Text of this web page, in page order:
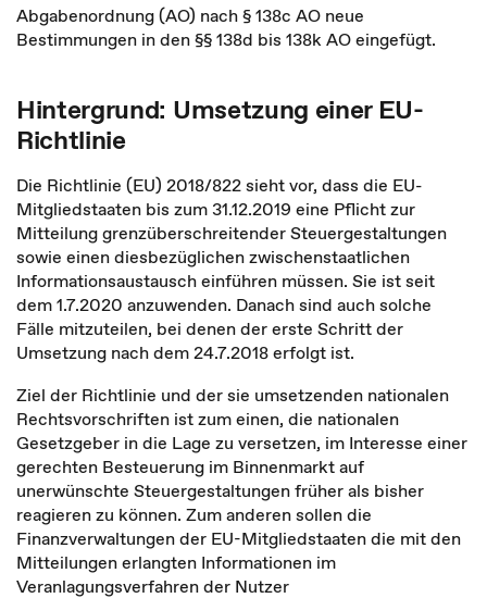
Abgabenordnung (AO) nach § 138c AO neue
Bestimmungen in den §§ 138d bis 138k AO eingefügt.
Hintergrund: Umsetzung einer EU-
Richtlinie
Die Richtlinie (EU) 2018/822 sieht vor, dass die EU-
Mitgliedstaaten bis zum 31.12.2019 eine Pflicht zur
Mitteilung grenzüberschreitender Steuergestaltungen
sowie einen diesbezüglichen zwischenstaatlichen
Informationsaustausch einführen müssen. Sie ist seit
dem 1.7.2020 anzuwenden. Danach sind auch solche
Fälle mitzuteilen, bei denen der erste Schritt der
Umsetzung nach dem 24.7.2018 erfolgt ist.
Ziel der Richtlinie und der sie umsetzenden nationalen
Rechtsvorschriften ist zum einen, die nationalen
Gesetzgeber in die Lage zu versetzen, im Interesse einer
gerechten Besteuerung im Binnenmarkt auf
unerwünschte Steuergestaltungen früher als bisher
reagieren zu können. Zum anderen sollen die
Finanzverwaltungen der EU-Mitgliedstaaten die mit den
Mitteilungen erlangten Informationen im
Veranlagungsverfahren der Nutzer